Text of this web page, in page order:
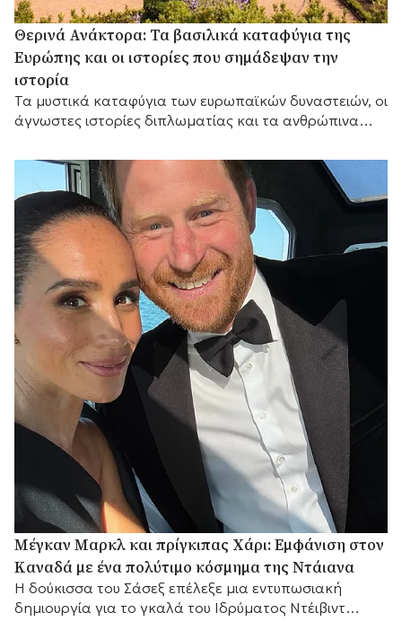
Θερινά Ανάκτορα: Τα βασιλικά καταφύγια της
Ευρώπης και οι ιστορίες που σημάδεψαν την
ιστορία
Τα μυστικά καταφύγια των ευρωπαϊκών δυναστειών, οι
άγνωστες ιστορίες διπλωματίας και τα ανθρώπινα
πρωτευουσών.
Μέγκαν Μαρκλ και πρίγκιπας Χάρι: Εμφάνιση στον
Καναδά με ένα πολύτιμο κόσμημα της Ντάιανα
Η δούκισσα του Σάσεξ επέλεξε μια εντυπωσιακή
δημιουργία για το γκαλά του Ιδρύματος Ντέιβιντ